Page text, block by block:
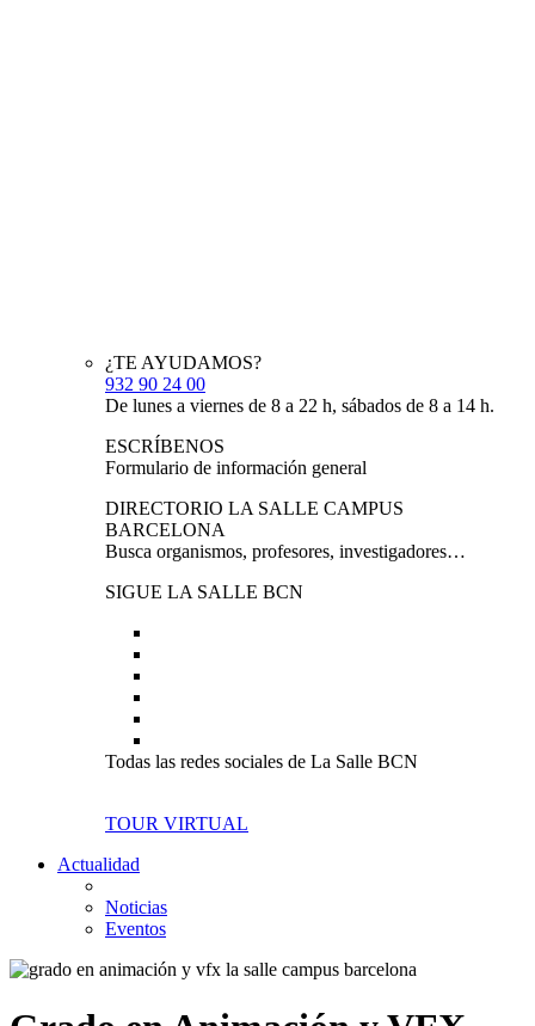
¿TE AYUDAMOS?
932 90 24 00
De lunes a viernes de 8 a 22 h, sábados de 8 a 14 h.
ESCRÍBENOS
Formulario de información general
DIRECTORIO LA SALLE CAMPUS
BARCELONA
Busca organismos, profesores, investigadores…
SIGUE LA SALLE BCN
Todas las redes sociales de La Salle BCN
TOUR VIRTUAL
Actualidad
Noticias
Eventos